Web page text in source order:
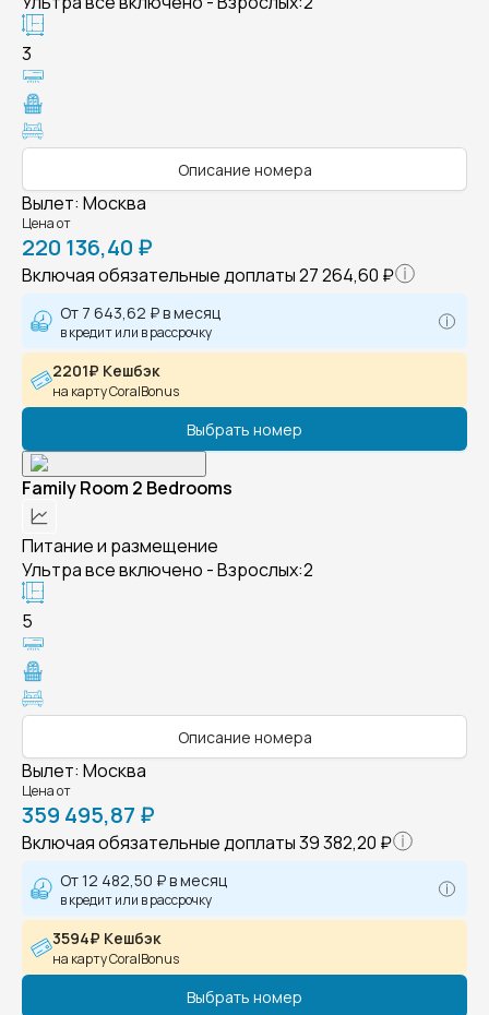
3
Описание номера
Вылет: Москва
Цена от
220 136,40 ₽
Включая обязательные доплаты27 264,60 ₽
От 7 643,62 ₽в месяц
в кредит или в рассрочку
2201₽ Кешбэк
на карту CoralBonus
Выбрать номер
Family Room 2 Bedrooms
Питание и размещение
Ультра все включено - Взрослых:2
5
Описание номера
Вылет: Москва
Цена от
359 495,87 ₽
Включая обязательные доплаты39 382,20 ₽
От12 482,50 ₽в месяц
в кредит или в рассрочку
3594₽ Кешбэк
на карту CoralBonus
Выбрать номер